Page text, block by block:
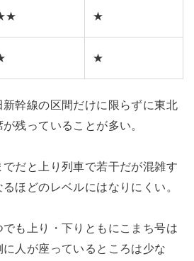
★
★
幹線の区間だけに限らずに東北
残っていることが多い。
だと上り列車で若干だが混雑す
ほどのレベルにはなりにくい。
も上り・下りともにこまち号は
人が座っているところは少な